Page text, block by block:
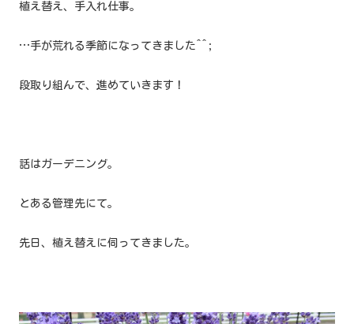
植え替え、手入れ仕事。
…手が荒れる季節になってきました^^;
段取り組んで、進めていきます！
話はガーデニング。
とある管理先にて。
先日、植え替えに伺ってきました。